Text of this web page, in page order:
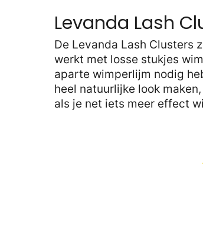
Levanda Lash
De Levanda Lash Clusters
werkt met losse stukjes
aparte wimperlijm nodig
heel natuurlijke look
als je net iets meer effect